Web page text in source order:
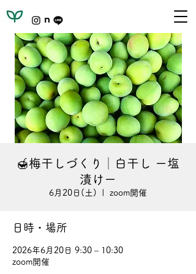
🍯梅干しづくり│白干し ー塩
漬けー
6月20日(土) zoom開催
日時・場所
2026年6月20日 9:30 – 10:30
zoom開催